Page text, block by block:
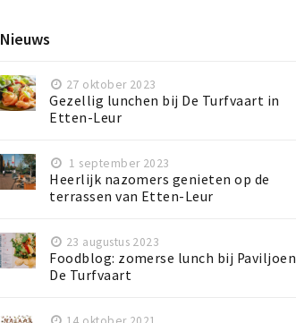
Nieuws
27 oktober 2023
Gezellig lunchen bij De Turfvaart in
Etten-Leur
1 september 2023
Heerlijk nazomers genieten op de
terrassen van Etten-Leur
23 augustus 2023
Foodblog: zomerse lunch bij Paviljoen
De Turfvaart